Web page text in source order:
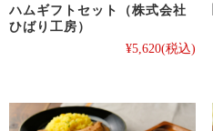
ハムギフトセット（株式会社
ひばり工房）
¥5,620(税込)